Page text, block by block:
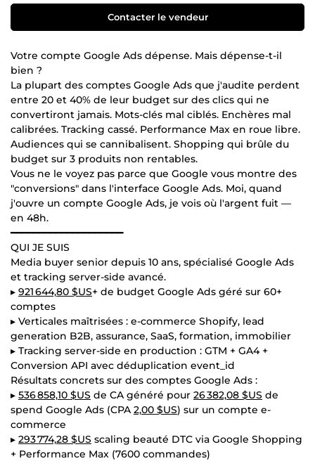
Contacter le vendeur
Votre compte Google Ads dépense. Mais dépense-t-il
bien ?
La plupart des comptes Google Ads que j'audite perdent
entre 20 et 40% de leur budget sur des clics qui ne
convertiront jamais. Mots-clés mal ciblés. Enchères mal
calibrées. Tracking cassé. Performance Max en roue libre.
Audiences qui se cannibalisent. Shopping qui brûle du
budget sur 3 produits non rentables.
Vous ne le voyez pas parce que Google vous montre des
"conversions" dans l'interface Google Ads. Moi, quand
j'ouvre un compte Google Ads, je vois où l'argent fuit —
en 48h.
━━━━━━━━━━━━━━━━━━━━
QUI JE SUIS
Media buyer senior depuis 10 ans, spécialisé Google Ads
et tracking server-side avancé.
▸ 921 644,80 $US+ de budget Google Ads géré sur 60+
comptes
▸ Verticales maîtrisées : e-commerce Shopify, lead
generation B2B, assurance, SaaS, formation, immobilier
▸ Tracking server-side en production : GTM + GA4 +
Conversion API avec déduplication event_id
Résultats concrets sur des comptes Google Ads :
▸ 536 858,10 $US de CA généré pour 26 382,08 $US de
spend Google Ads (CPA 2,00 $US) sur un compte e-
commerce
▸ 293 774,28 $US scaling beauté DTC via Google Shopping
+ Performance Max (7600 commandes)